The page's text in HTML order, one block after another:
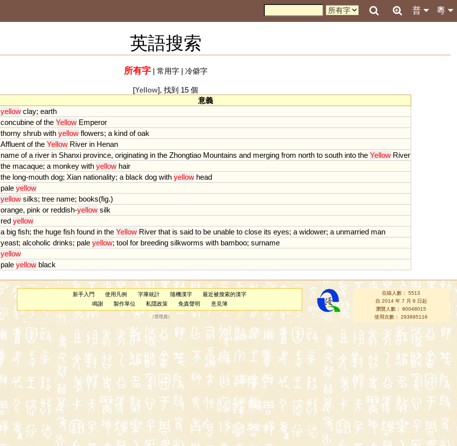
粵
普
英語搜索
所有字| 常用字| 冷僻字
[Yellow], 找到 15 個
意義
yellow clay; earth
concubine of the Yellow Emperor
thorny shrub with yellow flowers; a kind of oak
Affluent of the Yellow River in Henan
name of a river in Shanxi province, originating in the Zhongtiao Mountains and merging from north to south into the Yellow River
the macaque; a monkey with yellow hair
the long-mouth dog; Xian nationality; a black dog with yellow head
pale yellow
yellow silks; tree name; books(fig.)
orange, pink or reddish-yellow silk
red yellow
a big fish; the huge fish found in the Yellow River that is said to be unable to close its eyes; a widower; a unmarried man
yeast; alcoholic drinks; pale yellow; tool for breeding silkworms with bamboo; surname
yellow
pale yellow black
新手入門 使用凡例 字庫統計 隨機漢字
最近被搜索的漢字
鳴謝
製作單位 私隱政策 免責聲明 意見簿
（管理員 ）
在線人數： 5513
自 2014 年 7 月 8 日起
瀏覽人數： 80048015
使用次數： 293895116